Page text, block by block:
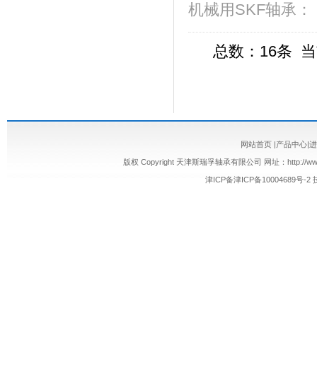
机械用SKF轴承
总数：16条
网站首页 |产品中心|
版权 Copyright 天津斯瑞孚轴承有限公司 网址：http://
津ICP备津ICP备10004689号-2